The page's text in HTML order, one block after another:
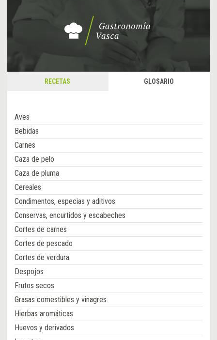
RECETAS GLOSARIO
Aves
Bebidas
Carnes
Caza de pelo
Caza de pluma
Cereales
Condimentos, especias y aditivos
Conservas, encurtidos y escabeches
Cortes de carnes
Cortes de pescado
Cortes de verdura
Despojos
Frutos secos
Grasas comestibles y vinagres
Hierbas aromáticas
Huevos y derivados